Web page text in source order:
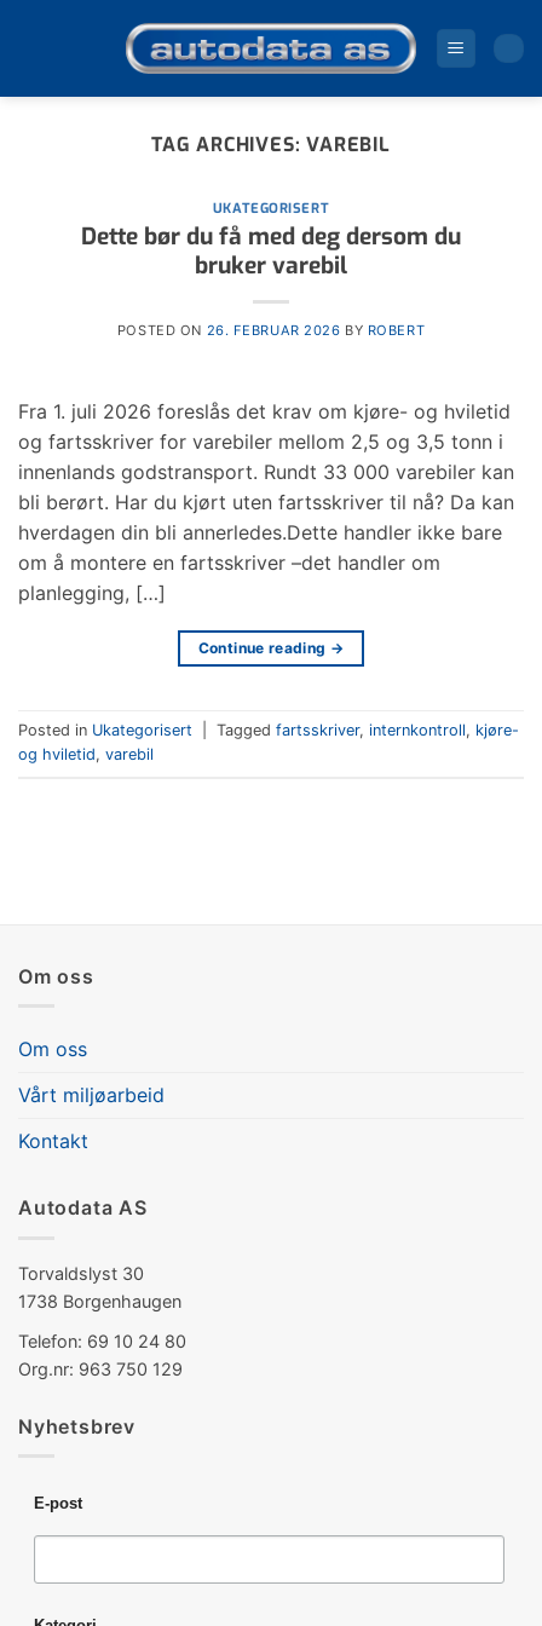
TAG ARCHIVES:VAREBIL
UKATEGORISERT
Dette bør du få med deg dersom du
bruker varebil
POSTED ON 26. FEBRUAR 2026 BY ROBERT
Fra 1. juli 2026 foreslås det krav om kjøre- og hviletid
og fartsskriver for varebiler mellom 2,5 og 3,5 tonn i
innenlands godstransport. Rundt 33 000 varebiler kan
bli berørt. Har du kjørt uten fartsskriver til nå? Da kan
hverdagen din bli annerledes.Dette handler ikke bare
om å montere en fartsskriver –det handler om
planlegging, […]
Continue reading →
Posted in Ukategorisert Tagged fartsskriver, internkontroll, kjøre-
og hviletid, varebil
Om oss
Om oss
Vårt miljøarbeid
Kontakt
Autodata AS
Torvaldslyst 30
1738 Borgenhaugen
Telefon: 69 10 24 80
Org.nr: 963 750 129
Nyhetsbrev
E-post